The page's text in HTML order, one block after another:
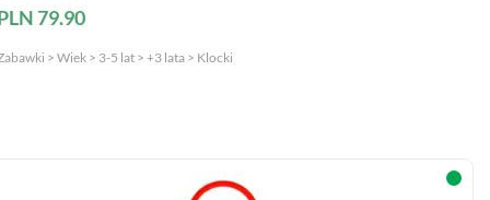
79.90
> Wiek > 3-5 lat > +3 lata > Klocki